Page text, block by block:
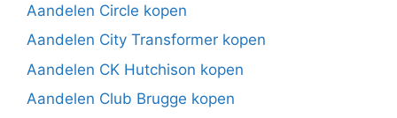
Aandelen Circle kopen
Aandelen City Transformer kopen
Aandelen CK Hutchison kopen
Aandelen Club Brugge kopen